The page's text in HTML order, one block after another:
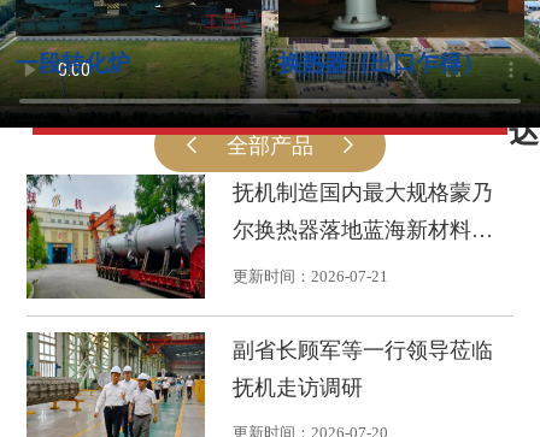
一段转化炉 换热器（出口乍得）
 全部产品 
03
2026-07
2026年全省高层次人才国情研修班莅
临我公司参观调研
抚机制造国内最大规格蒙乃
尔换热器落地蓝海新材料高
端聚烯烃新材料项目FDPE装
更新时间： 2026-07-21
副省长顾军等一行领导莅临
抚机走访调研
更新时间： 2026-07-20
源
集
团
达